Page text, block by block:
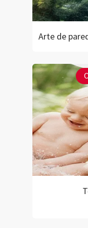
Arte de